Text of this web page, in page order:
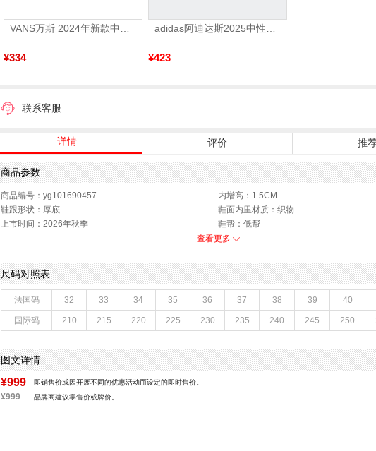
VANS万斯 2024年新款中性OldSkool帆布鞋/硫化鞋VN000D3HY28（延续款）
¥334
adidas阿迪达斯2025中性edge gamedaySPW FTW-跑步GW2499
¥423
联系客服
详情 评价 推
商品参数
商品编号：yg101690457
内增高：1.5CM
鞋跟形状：厚底
鞋面内里材质：织物
上市时间：2026年秋季
鞋帮：低帮
参考鞋宽(女)：11CM
流行元素：撞色
闭合方式：系带
前掌高度：无
款式季节：秋季
配跟：无
鞋垫材质：织物
鞋头款式：圆头
鞋面材质：织物,复合材料
鞋面图案：拼色
参考鞋长(女)：27CM
跟高数值：5CM
性别：女子
皮质特征：合成革
里料材质：织物
防水台高度：无
查看更多
尺码对照表
法国码 32 33 34 35 36 37 38 39 40
国际码 210 215 220 225 230 235 240 245 250
图文详情
¥999 即销售价或因开展不同的优惠活动而设定的即时售价。
¥999 品牌商建议零售价或牌价。